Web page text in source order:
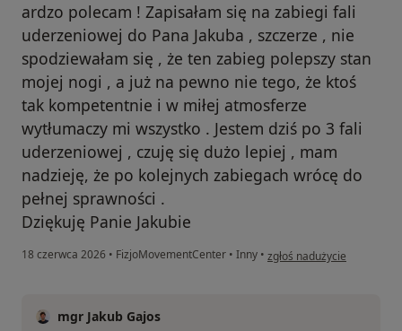
ardzo polecam ! Zapisałam się na zabiegi fali
uderzeniowej do Pana Jakuba , szczerze , nie
spodziewałam się , że ten zabieg polepszy stan
mojej nogi , a już na pewno nie tego, że ktoś
tak kompetentnie i w miłej atmosferze
wytłumaczy mi wszystko . Jestem dziś po 3 fali
uderzeniowej , czuję się dużo lepiej , mam
nadzieję, że po kolejnych zabiegach wrócę do
pełnej sprawności .
Dziękuję Panie Jakubie
18 czerwca 2026 • FizjoMovementCenter • Inny • w opinii użytkownika
zgłoś nadużycie
mgr Jakub Gajos